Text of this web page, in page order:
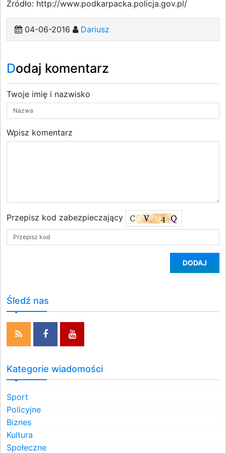
Źródło: http://www.podkarpacka.policja.gov.pl/
04-06-2016 Dariusz
Dodaj komentarz
Twoje imię i nazwisko
Wpisz komentarz
Przepisz kod zabezpieczający
DODAJ
Śledź nas
Kategorie wiadomości
Sport
Policyjne
Biznes
Kultura
Społeczne